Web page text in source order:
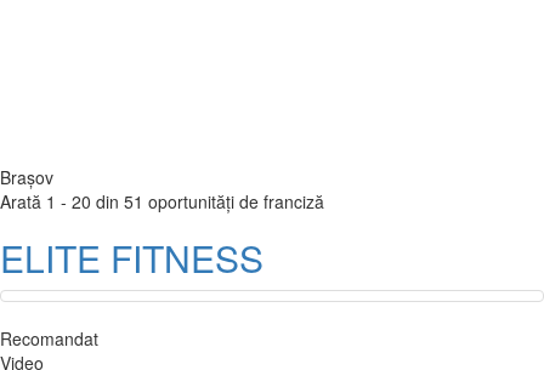
Brașov
Arată 1 - 20 din 51 oportunități de franciză
ELITE FITNESS
Recomandat
Video